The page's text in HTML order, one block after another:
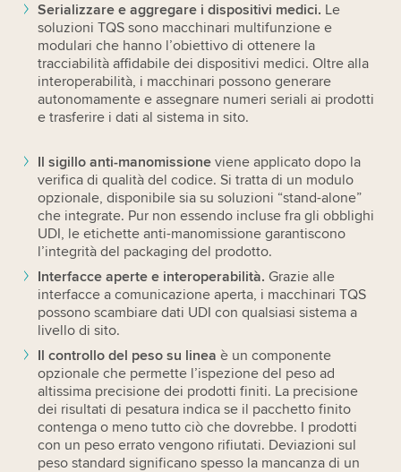
Serializzare e aggregare i dispositivi medici. Le
soluzioni TQS sono macchinari multifunzione e
modulari che hanno l’obiettivo di ottenere la
tracciabilità affidabile dei dispositivi medici. Oltre alla
interoperabilità, i macchinari possono generare
autonomamente e assegnare numeri seriali ai prodotti
e trasferire i dati al sistema in sito.
Il sigillo anti-manomissioneviene applicato dopo la
verifica di qualità del codice. Si tratta di un modulo
opzionale, disponibile sia su soluzioni “stand-alone”
che integrate. Pur non essendo incluse fra gli obblighi
UDI, le etichette anti-manomissione garantiscono
l’integrità del packaging del prodotto.
Interfacce aperte e interoperabilità. Grazie alle
interfacce a comunicazione aperta, i macchinari TQS
possono scambiare dati UDI con qualsiasi sistema a
livello di sito.
Il controllo del peso su linea è un componente
opzionale che permette l’ispezione del peso ad
altissima precisione dei prodotti finiti. La precisione
dei risultati di pesatura indica se il pacchetto finito
contenga o meno tutto ciò che dovrebbe. I prodotti
con un peso errato vengono rifiutati. Deviazioni sul
peso standard significano spesso la mancanza di un